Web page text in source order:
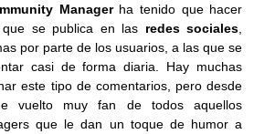
Managerha tenido que hacer
se publica en las redes sociales
por parte de los usuarios, a las que se
casi de forma diaria. Hay muchas
este tipo de comentarios, pero desde
vuelto muy fan de todos aquellos
que le dan un toque de humor a